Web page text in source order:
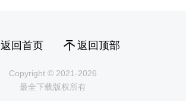
返回首页 返回顶部
Copyright © 2021-2026
最全下载版权所有